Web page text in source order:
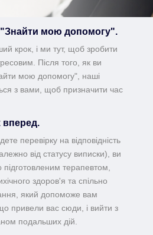
мою допомогу".
крок, і ми тут, щоб зробити
Після того, як ви
мою допомогу", наші
з вами, щоб призначити час
вперед.
перевірку на відповідність
від статусу виписки), ви
підготовленим терапевтом,
здоров'я та спільно
який допоможе вам
привели вас сюди, і вийти з
подальших дій.